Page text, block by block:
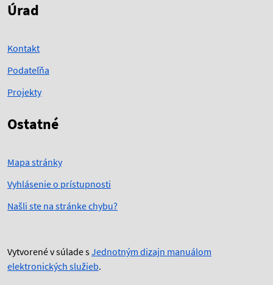
Úrad
Kontakt
Podateľňa
Projekty
Ostatné
Mapa stránky
Vyhlásenie o prístupnosti
Našli ste na stránke chybu?
Vytvorené v súlade sJednotným dizajn manuálom
elektronických služieb.